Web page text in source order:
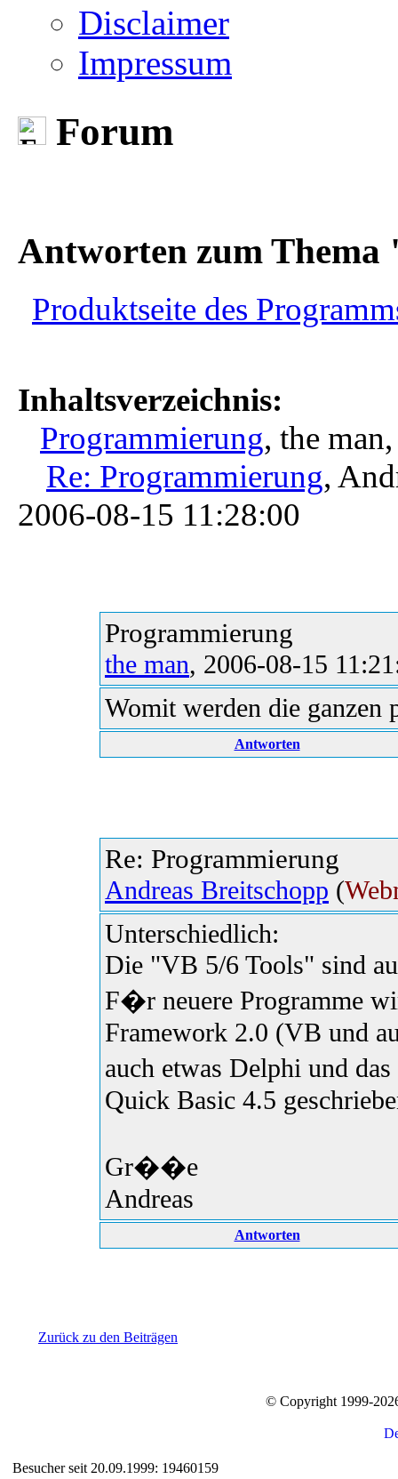
Disclaimer
Impressum
Forum
Antworten zum
Produktseite des
Inhaltsverzeichnis:
Programmierung, the
Re: Programmierung,
2006-08-15 11:28:00
Programmierung
the man, 2006-08-15
Womit werden die ganzen
Antworten
Re: Programmierung
Andreas Breitschopp (
Unterschiedlich:
Die "VB 5/6 Tools" sind
F�r neuere Programme
Framework 2.0 (VB und
auch etwas Delphi und
Quick Basic 4.5
Gr��e
Andreas
Antworten
Zurück zu den Beiträgen
© Copyright 1999-
Besucher seit 20.09.1999: 19460159